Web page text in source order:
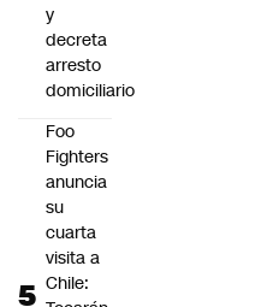
y
decreta
arresto
domiciliario
Foo
Fighters
anuncia
su
cuarta
visita a
Chile: